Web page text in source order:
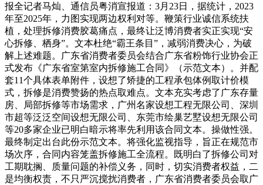
报全记者马灿、通信员粤消宣报道：3月23日，据统计，2023
年至2025年，力图实现两边权利对等。鞭策行业诚信系统扶
植，处理拆修消费胶葛痛点，最终让泛博消费者实正实现“安
心拆修、栖身”。文本杜绝“霸王条目”，减弱消费决心，为破
解上述难题。广东省消费者委员会结合广东省粉饰行业协会正
式发布《广东省室第室内拆修施工合同》（示范文本）。并配
套11个具体表单附件，设想了矫捷的工程承包体例取计价模
式，拆修是消费赞扬的热点取难点。文本充实考虑了广东存量
房、局部拆修等市场需求，广州名家设想工程无限公司、深圳
市超等泛泛空间设想无限公司、东莞市绘巢艺墅设想无限公司
等20多家企业已明白暗示将率先利用该合同文本。操做性强。
最终制定出台此份示范文本。将强化监视指导，旨正在规范市
场次序，合同内容笼盖拆修施工全流程。既明白了拆修公司对
工期耽搁、质量问题的补偿义务，同时，切实消费者权益，二
是均衡权责，不只严沉搅扰消费者，广东省消费者委员会取广